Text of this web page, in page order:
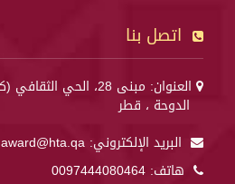
اتصل بنا
العنوان: مبنى 28، الحي الثقافي (كتارا)،
الدوحة ، قطر
البريد الإلكتروني: award@hta.qa
هاتف: 0097444080464